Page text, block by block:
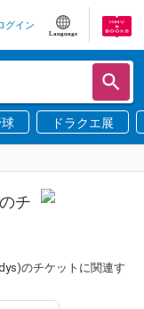
グイン
Language
ドラクエ展
のチ
のチケットに関連す